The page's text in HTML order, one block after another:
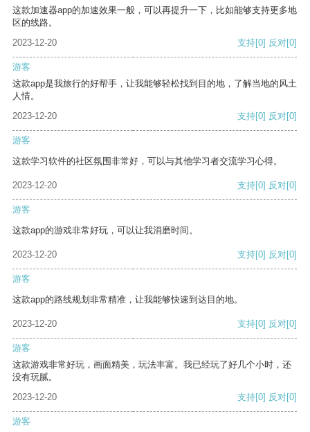
这款加速器app的加速效果一般，可以再提升一下，比如能够支持更多地
区的线路。
2023-12-20
支持[0] 反对[0]
游客
这款app是我旅行的好帮手，让我能够轻松找到目的地，了解当地的风土
人情。
2023-12-20
支持[0] 反对[0]
游客
这款学习软件的社区氛围非常好，可以与其他学习者交流学习心得。
2023-12-20 支持[0] 反对[0]
游客
这款app的游戏非常好玩，可以让我消磨时间。
2023-12-20 支持[0] 反对[0]
游客
这款app的路线规划非常精准，让我能够快速到达目的地。
2023-12-20 支持[0] 反对[0]
游客
这款游戏非常好玩，画面精美，玩法丰富。我已经玩了好几个小时，还
没有玩腻。
2023-12-20
支持[0] 反对[0]
游客